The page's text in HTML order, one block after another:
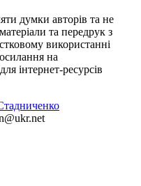
думки авторів та не
та передрук з
використанні
на
інтернет-ресурсів